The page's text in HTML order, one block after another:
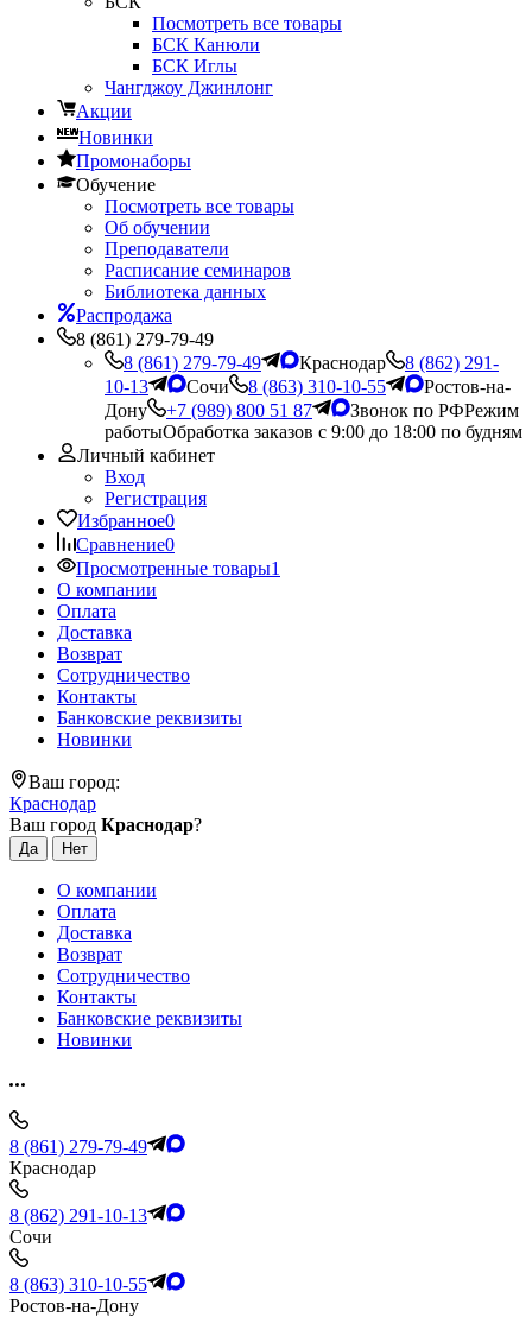
Посмотреть все товары
БСК Канюли
БСК Иглы
Чангджоу Джинлонг
Акции
Новинки
Промонаборы
Обучение
Посмотреть все товары
Об обучении
Преподаватели
Расписание семинаров
Библиотека данных
Распродажа
8 (861) 279-79-49
8 (861) 279-79-49
Краснодар
8 (862) 291-
10-13
Сочи 8 (863) 310-10-55
Ростов-на-
Дону
+7 (989) 800 51 87 Звонок по РФРежим
работыОбработка заказов с 9:00 до 18:00 по будням
Личный кабинет
Вход
Регистрация
Избранное0
Сравнение0
Просмотренные товары1
О компании
Оплата
Доставка
Возврат
Сотрудничество
Контакты
Банковские реквизиты
Новинки
Ваш город:
Краснодар
Ваш город Краснодар?
О компании
Оплата
Доставка
Возврат
Сотрудничество
Контакты
Банковские реквизиты
Новинки
8 (861) 279-79-49
Краснодар
8 (862) 291-10-13
Сочи
8 (863) 310-10-55
Ростов-на-Дону